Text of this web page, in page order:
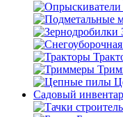
Садовый